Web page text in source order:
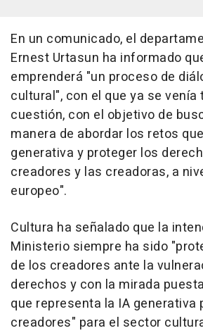
En un comunicado, el
Ernest Urtasun ha informado
emprenderá "un proceso de
cultural", con el que ya se
cuestión, con el objetivo de
manera de abordar los retos
generativa y proteger los
creadores y las creadoras, a
europeo".
Cultura ha señalado que la
Ministerio siempre ha sido
de los creadores ante la
derechos y con la mirada
que representa la IA generativa
creadores" para el sector